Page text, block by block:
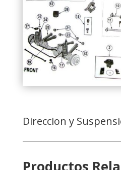
Direccion y